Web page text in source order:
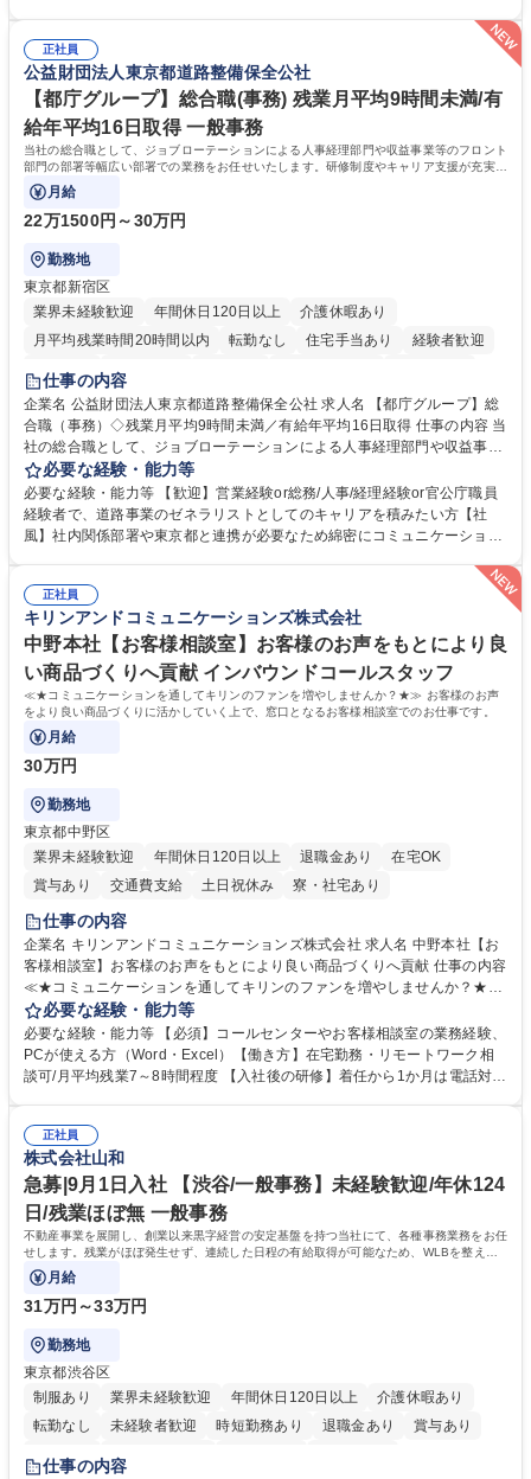
常に改善を目指す風土のため、安心して業務に取り組んでいただけます。
募集職種 【大阪・京都・滋賀】営業事務 ※未経験可
により、キーエンスの付加価値向上に貢献します。ベースの定型業務に加
えて、お客様や社員の状況に合わせ、能動的なサポート、改善の動きも期
待され。組織を支えるスペシャリストとして、チームに貢献し、結果的に
社員から頼られる存在になることができます。平均19:30の退勤以降の業
務の持ち帰りも禁止されており、メリハリのある働き方となります。 学
歴・資格 学歴：大学院 大学 高専 短大 語学力： 資格：
正社員
公益財団法人東京都道路整備保全公社
【都庁グループ】総合職(事務) 残業月平均9時間未満/有
給年平均16日取得 一般事務
当社の総合職として、ジョブローテーションによる人事経理部門や収益事業等のフロント
部門の部署等幅広い部署での業務をお任せいたします。研修制度やキャリア支援が充実し
ております！ ※下記業務詳細
月給
22万1500円～30万円
勤務地
東京都新宿区
業界未経験歓迎
年間休日120日以上
介護休暇あり
月平均残業時間20時間以内
転勤なし 住宅手当あり
経験者歓迎
研修あり
退職金あり
駅近5分以内
資格取得手当あり 食事補助あり
仕事の内容
企業名 公益財団法人東京都道路整備保全公社 求人名 【都庁グループ】総
合職（事務）◇残業月平均9時間未満／有給年平均16日取得 仕事の内容 当
社の総合職として、ジョブローテーションによる人事経理部門や収益事業
等のフロント部門の部署等幅広い部署での業務をお任せいたします。研修
制度やキャリア支援が充実しております！ ※下記業務詳細 【業務詳細】■
管理部門：広報、人事、経理など当公社の運営に係る管理業務 ■収益部
門：駐車場の新規開拓、管理運営、新宿駅西口広場の「イベントコーナ
密集地域の特定整備路線の用地取得、道路に関する普及啓発事業、都内の
道路施設や道路工事現場の見学ツアー事業 ※入社後は上記いずれかの部門
へ配属。※業務内容変更の範囲：会社の定める業務 募集職種 【都庁グル
ープ】総合職（事務）◇残業月平均9時間未満／有給年平均16日取得
必要な経験・能力等
必要な経験・能力等 【歓迎】営業経験or総務/人事/経理経験or官公庁職員
経験者で、道路事業のゼネラリストとしてのキャリアを積みたい方【社
風】社内関係部署や東京都と連携が必要なため綿密にコミュニケーション
は、駐車場の管理運営や道路用地の取得、公益財団法人の中枢を担う管理
部門など多岐に渡る業務を経験できます。 ■様々なプロジェクト：駐車場
事業の他、新宿駅西口広場内に設置された照明を兼ねた広告「ブライトサ
イン」の管理運営を行うなど、事業収益を生み出す活動を積極的に行って
います。 学歴・資格 学歴：大学院 大学 高専 短大 専修学校 高校 語学力：
資格：
正社員
キリンアンドコミュニケーションズ株式会社
中野本社【お客様相談室】お客様のお声をもとにより良
い商品づくりへ貢献 インバウンドコールスタッフ
≪★コミュニケーションを通してキリンのファンを増やしませんか？★≫ お客様のお声
をより良い商品づくりに活かしていく上で、窓口となるお客様相談室でのお仕事です。
月給
30万円
勤務地
東京都中野区
業界未経験歓迎
年間休日120日以上 退職金あり
在宅OK
賞与あり
交通費支給 土日祝休み 寮・社宅あり
仕事の内容
企業名 キリンアンドコミュニケーションズ株式会社 求人名 中野本社【お
客様相談室】お客様のお声をもとにより良い商品づくりへ貢献 仕事の内容
≪★コミュニケーションを通してキリンのファンを増やしませんか？★≫
お客様のお声をより良い商品づくりに活かしていく上で、窓口となるお客
様相談室でのお仕事です。 日々お客様からいただくキリングループへのご
意見を、企業活動に活かしています。お客様からの声に迅速かつ誠意をも
って対応、情報提供するとともにグループ内活動に反映しています。 【具
平均100件前後■メール・手紙：同上40件前後 募集職種 中野本社【お客様
相談室】お客様のお声をもとにより良い商品づくりへ貢献
必要な経験・能力等
必要な経験・能力等 【必須】コールセンターやお客様相談室の業務経験、
PCが使える方（Word・Excel）【働き方】在宅勤務・リモートワーク相
談可/月平均残業7～8時間程度 【入社後の研修】着任から1か月は電話対応
すのでご安心ください。 【当社について】キリングループの広報機能を担
う会社として、お客様との出会いを大切にし、磨き上げたホスピタリティ
を込めてコミュニケーションをとりながら広報関連業務を行っておりま
す。 学歴・資格 学歴：大学院 大学 高専 短大 専修学校 高校 語学力： 資
格：
正社員
株式会社山和
急募|9月1日入社 【渋谷/一般事務】未経験歓迎/年休124
日/残業ほぼ無 一般事務
不動産事業を展開し、創業以来黒字経営の安定基盤を持つ当社にて、各種事務業務をお任
せします。残業がほぼ発生せず、連続した日程の有給取得が可能なため、WLBを整えた
い方にお勧めの環境です！
月給
31万円～33万円
勤務地
東京都渋谷区
制服あり
業界未経験歓迎 年間休日120日以上
介護休暇あり
転勤なし
未経験者歓迎 時短勤務あり 退職金あり
賞与あり
育休あり
完全週休2日制
仕事の内容